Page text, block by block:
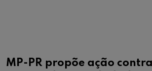
MP-PR propõe ação contra